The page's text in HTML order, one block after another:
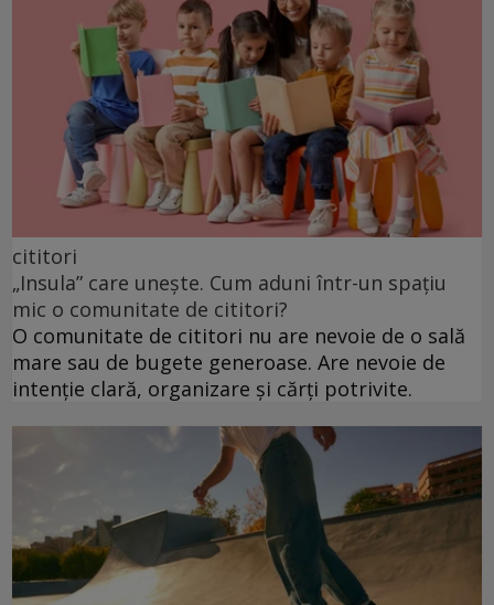
cititori
„Insula” care unește. Cum aduni într-un spațiu
mic o comunitate de cititori?
O comunitate de cititori nu are nevoie de o sală
mare sau de bugete generoase. Are nevoie de
intenție clară, organizare și cărți potrivite.